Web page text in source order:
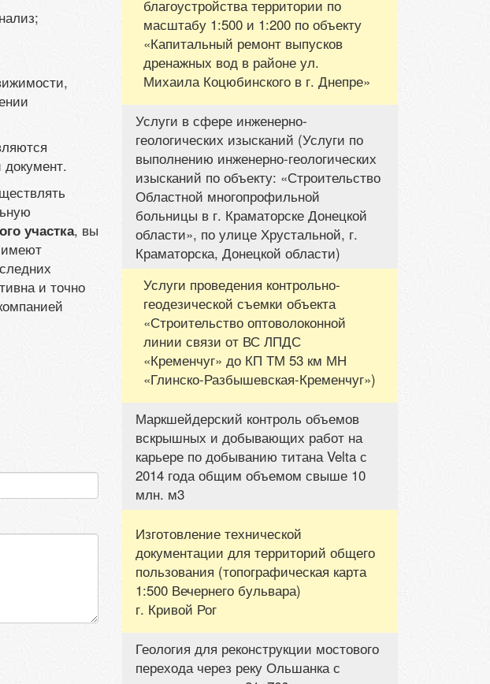
участка, вы
имеют
и точно
благоустройства территории по
масштабу 1:500 и 1:200 по объекту
«Капитальный ремонт выпусков
дренажных вод в районе ул.
Михаила Коцюбинского в г. Днепре»
Услуги в сфере инженерно-
геологических изысканий (Услуги по
выполнению инженерно-геологических
изысканий по объекту: «Строительство
Областной многопрофильной
больницы в г. Краматорске Донецкой
области», по улице Хрустальной, г.
Краматорска, Донецкой области)
Услуги проведения контрольно-
геодезической съемки объекта
«Строительство оптоволоконной
линии связи от ВС ЛПДС
«Кременчуг» до КП ТМ 53 км МН
«Глинско-Разбышевская-Кременчуг»)
Маркшейдерский контроль объемов
вскрышных и добывающих работ на
карьере по добыванию титана Velta с
2014 года общим объемом свыше 10
млн. м3
Изготовление технической
документации для территорий общего
пользования (топографическая карта
1:500 Вечернего бульвара)
г. Кривой Рог
Геология для реконструкции мостового
перехода через реку Ольшанка с